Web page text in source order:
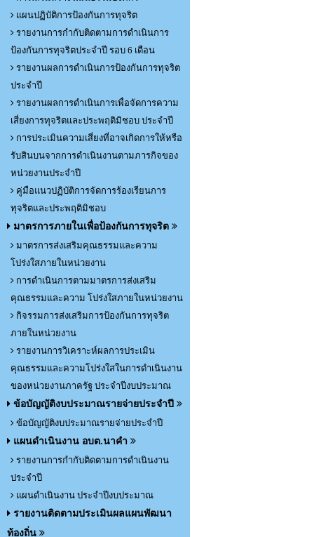
แผนปฏิบัติการป้องกันการทุจริต
รายงานการกำกับติดตามการดำเนินการ
ป้องกันการทุจริตประจำปี รอบ 6 เดือน
รายงานผลการดำเนินการป้องกันการทุจริต
ประจำปี
รายงานผลการดำเนินการเพื่อจัดการความ
เสี่ยงการทุจริตและประพฤติมิชอบ ประจำปี
การประเมินความเสี่ยงที่อาจเกิดการให้หรือ
รับสินบนจากการดำเนินงานตามภารกิจของ
หน่วยงานประจำปี
คู่มือแนวปฏิบัติการจัดการร้องเรียนการ
ทุจริตและประพฤติมิชอบ
มาตรการภายในเพื่อป้องกันการทุจริต
มาตรการส่งเสริมคุณธรรมและความ
โปร่งใสภายในหน่วยงาน
การดำเนินการตามมาตรการส่งเสริม
คุณธรรมและความ โปร่งใสภายในหน่วยงาน
กิจรรมการส่งเสริมการป้องกันการทุจริต
ภายในหน่วยงาน
รายงานการวิเคราะห์ผลการประเมิน
คุณธรรมและความโปร่งใสในการดำเนินงาน
ของหน่วยงานภาครัฐ ประจำปีงบประมาณ
ข้อบัญญัติงบประมาณรายจ่ายประจำปี
ข้อบัญญัติงบประมาณรายจ่ายประจำปี
แผนดำเนินงาน อบต.นาคำ
รายงานการกำกับติดตามการดำเนินงาน
ประจำปี
แผนดำเนินงาน ประจำปีงบประมาณ
รายงานติดตามประเมินผลแผนพัฒนา
ท้องถิ่น